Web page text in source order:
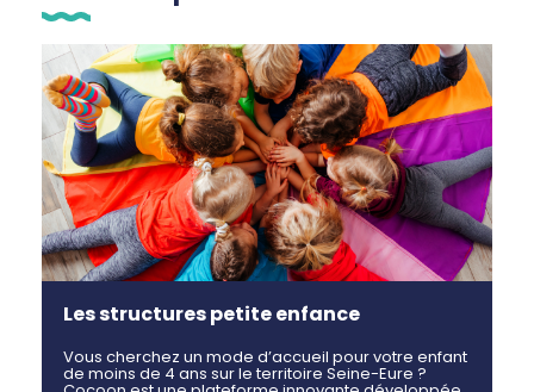
Les structures petite enfance
Vous cherchez un mode d’accueil pour votre enfant
de moins de 4 ans sur le territoire Seine-Eure ?